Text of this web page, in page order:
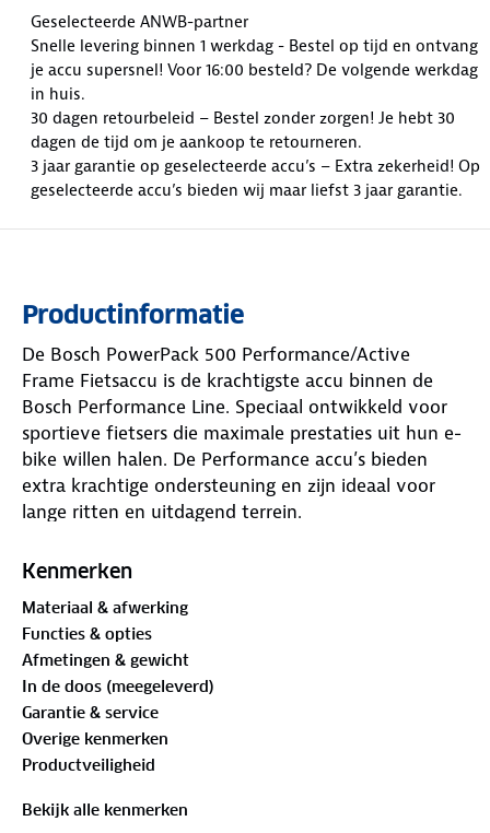
Geselecteerde ANWB-partner
Snelle levering binnen 1 werkdag - Bestel op tijd en ontvang
je accu supersnel! Voor 16:00 besteld? De volgende werkdag
in huis.
30 dagen retourbeleid – Bestel zonder zorgen! Je hebt 30
dagen de tijd om je aankoop te retourneren.
3 jaar garantie op geselecteerde accu’s – Extra zekerheid! Op
geselecteerde accu’s bieden wij maar liefst 3 jaar garantie.
Productinformatie
De Bosch PowerPack 500 Performance/Active
Frame Fietsaccu is de krachtigste accu binnen de
Bosch Performance Line. Speciaal ontwikkeld voor
sportieve fietsers die maximale prestaties uit hun e-
bike willen halen. De Performance accu’s bieden
extra krachtige ondersteuning en zijn ideaal voor
lange ritten en uitdagend terrein.
Met een Bosch fietsaccu kies je voor
dan ook veel gebruikt in e-bikes van bekende
merken zoals Batavus, Gazelle en Sparta.
Deze Bosch PowerPack 500 Performance Frame
Fietsaccu heeft een capaciteit van 500Wh en is
zonder problemen uitwisselbaar met de andere
Bosch Powerpack frame accu's. Je huidige lader blijft
gewoon compatibel, waardoor je moeiteloos kunt
Kenmerken
Materiaal & afwerking
Functies & opties
Afmetingen & gewicht
In de doos (meegeleverd)
Garantie & service
Overige kenmerken
Productveiligheid
Bekijk alle kenmerken